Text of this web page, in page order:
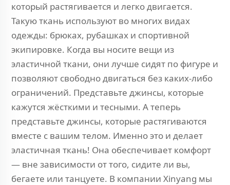
который растягивается и легко двигается.
Такую ткань используют во многих видах
одежды: брюках, рубашках и спортивной
экипировке. Когда вы носите вещи из
эластичной ткани, они лучше сидят по фигуре и
позволяют свободно двигаться без каких-либо
ограничений. Представьте джинсы, которые
кажутся жёсткими и тесными. А теперь
представьте джинсы, которые растягиваются
вместе с вашим телом. Именно это и делает
эластичная ткань! Она обеспечивает комфорт
— вне зависимости от того, сидите ли вы,
бегаете или танцуете. В компании Xinyang мы